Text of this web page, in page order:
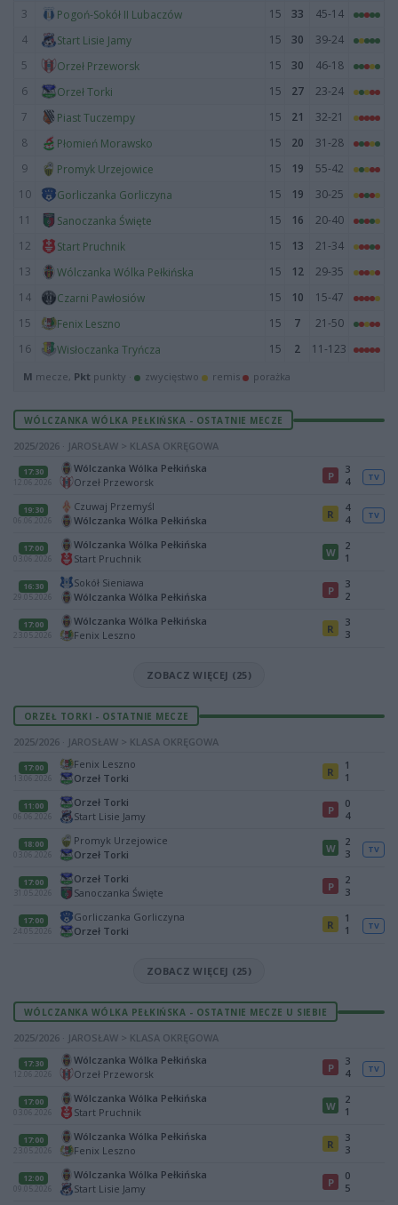
3 Pogoń-Sokół II Lubaczów 15 33
45-14
4
Start Lisie Jamy 15 30
39-24
5
Orzeł Przeworsk 15 30
46-18
6
Orzeł Torki 15 27
23-24
7
Piast Tuczempy 15 21
32-21
8
Płomień Morawsko 15 20
31-28
9
Promyk Urzejowice 15 19
55-42
10
Gorliczanka Gorliczyna 15 19
30-25
11
Sanoczanka Święte 15 16
20-40
12
Start Pruchnik 15 13
21-34
13
Wólczanka Wólka Pełkińska 15 12
29-35
14
Czarni Pawłosiów 15 10
15-47
15
Fenix Leszno 15 7
21-50
16
Wisłoczanka Tryńcza 15 2 11-123
M mecze, Pkt punkty · zwycięstwo remis porażka
WÓLCZANKA WÓLKA PEŁKIŃSKA - OSTATNIE MECZE
2025/2026 · JAROSŁAW > KLASA OKRĘGOWA
17:30
12.06.2026
Wólczanka Wólka Pełkińska
Orzeł Przeworsk
P
3
4
TV
19:30
06.06.2026
Czuwaj Przemyśl
Wólczanka Wólka Pełkińska
R
4
4
TV
17:00
03.06.2026
Wólczanka Wólka Pełkińska
Start Pruchnik
W
2
1
16:30
29.05.2026
Sokół Sieniawa
Wólczanka Wólka Pełkińska
P
3
2
17:00
23.05.2026
Wólczanka Wólka Pełkińska
Fenix Leszno
R
3
3
ZOBACZ WIĘCEJ (25)
ORZEŁ TORKI - OSTATNIE MECZE
2025/2026 · JAROSŁAW > KLASA OKRĘGOWA
17:00
13.06.2026
Fenix Leszno
Orzeł Torki
R
1
1
11:00
06.06.2026
Orzeł Torki
Start Lisie Jamy
P
0
4
18:00
03.06.2026
Promyk Urzejowice
Orzeł Torki
W
2
3
TV
17:00
31.05.2026
Orzeł Torki
Sanoczanka Święte
P
2
3
17:00
24.05.2026
Gorliczanka Gorliczyna
Orzeł Torki
R
1
1
TV
ZOBACZ WIĘCEJ (25)
WÓLCZANKA WÓLKA PEŁKIŃSKA - OSTATNIE MECZE U SIEBIE
2025/2026 · JAROSŁAW > KLASA OKRĘGOWA
17:30
12.06.2026
Wólczanka Wólka Pełkińska
Orzeł Przeworsk
P
3
4
TV
17:00
03.06.2026
Wólczanka Wólka Pełkińska
Start Pruchnik
W
2
1
17:00
23.05.2026
Wólczanka Wólka Pełkińska
Fenix Leszno
R
3
3
12:00
09.05.2026
Wólczanka Wólka Pełkińska
Start Lisie Jamy
P
0
5